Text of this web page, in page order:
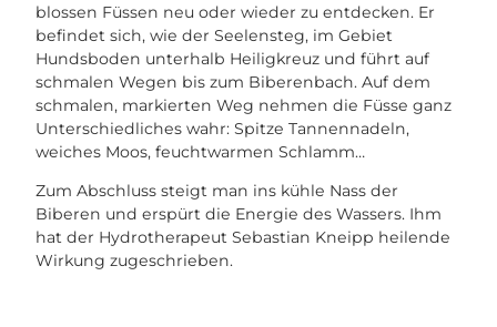
blossen Füssen neu oder wieder zu entdecken. Er
befindet sich, wie der Seelensteg, im Gebiet
Hundsboden unterhalb Heiligkreuz und führt auf
schmalen Wegen bis zum Biberenbach. Auf dem
schmalen, markierten Weg nehmen die Füsse ganz
Unterschiedliches wahr: Spitze Tannennadeln,
weiches Moos, feuchtwarmen Schlamm…
Zum Abschluss steigt man ins kühle Nass der
Biberen und erspürt die Energie des Wassers. Ihm
hat der Hydrotherapeut Sebastian Kneipp heilende
Wirkung zugeschrieben.